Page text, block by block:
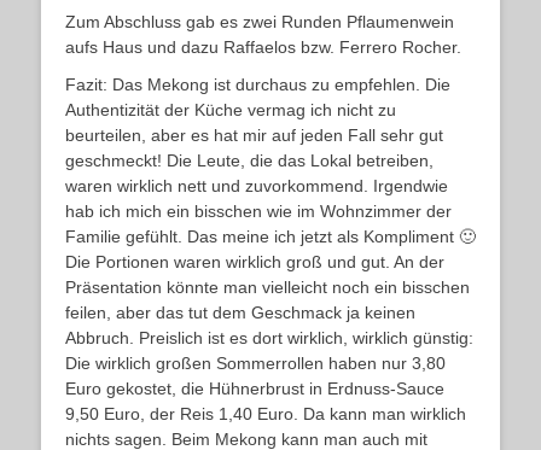
Zum Abschluss gab es zwei Runden Pflaumenwein
aufs Haus und dazu Raffaelos bzw. Ferrero Rocher.
Fazit: Das Mekong ist durchaus zu empfehlen. Die
Authentizität der Küche vermag ich nicht zu
beurteilen, aber es hat mir auf jeden Fall sehr gut
geschmeckt! Die Leute, die das Lokal betreiben,
waren wirklich nett und zuvorkommend. Irgendwie
hab ich mich ein bisschen wie im Wohnzimmer der
Familie gefühlt. Das meine ich jetzt als Kompliment 🙂
Die Portionen waren wirklich groß und gut. An der
Präsentation könnte man vielleicht noch ein bisschen
feilen, aber das tut dem Geschmack ja keinen
Abbruch. Preislich ist es dort wirklich, wirklich günstig:
Die wirklich großen Sommerrollen haben nur 3,80
Euro gekostet, die Hühnerbrust in Erdnuss-Sauce
9,50 Euro, der Reis 1,40 Euro. Da kann man wirklich
nichts sagen. Beim Mekong kann man auch mit